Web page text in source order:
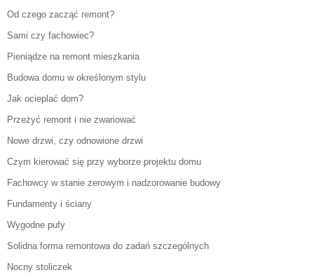
Od czego zacząć remont?
Sami czy fachowiec?
Pieniądze na remont mieszkania
Budowa domu w określonym stylu
Jak ocieplać dom?
Przeżyć remont i nie zwariować
Nowe drzwi, czy odnowione drzwi
Czym kierować się przy wyborze projektu domu
Fachowcy w stanie zerowym i nadzorowanie budowy
Fundamenty i ściany
Wygodne pufy
Solidna forma remontowa do zadań szczególnych
Nocny stoliczek